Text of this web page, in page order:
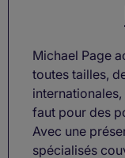
Michael Page
toutes tailles,
faut pour des
Avec une
spécialisés